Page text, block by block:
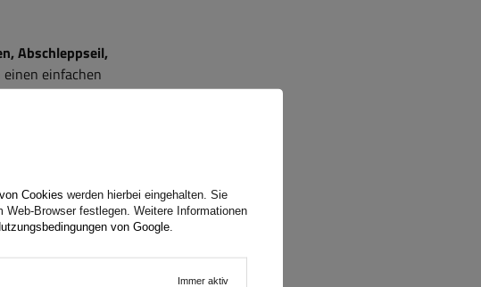
Abschleppseil,
einfachen
haben wir das
Cookies werden hierbei eingehalten. Sie
Browser festlegen. Weitere Informationen
von Google
Immer aktiv